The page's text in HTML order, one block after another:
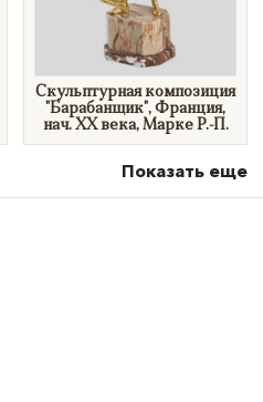
Скульптурная композиция
"Барабанщик", Франция,
нач. XX века, Марке Р.-П.
Показать еще